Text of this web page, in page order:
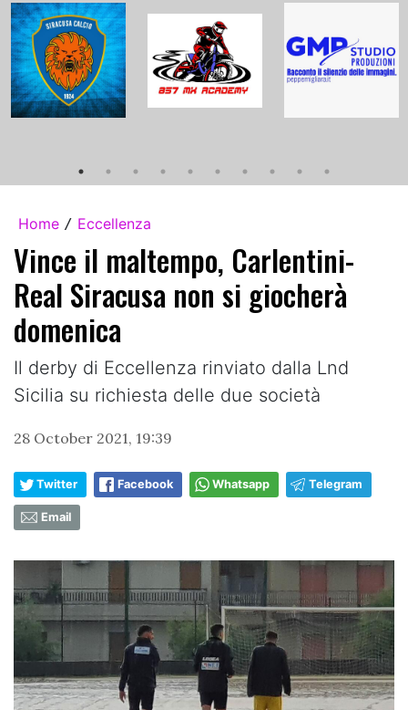
Home / Eccellenza
Vince il maltempo, Carlentini-
Real Siracusa non si giocherà
domenica
Il derby di Eccellenza rinviato dalla Lnd
Sicilia su richiesta delle due società
28 October 2021, 19:39
Twitter Facebook Whatsapp Telegram
Email